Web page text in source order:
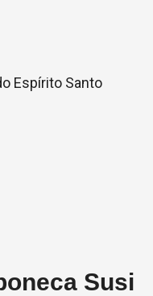
Espírito Santo
Susi